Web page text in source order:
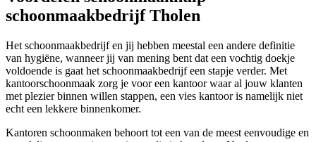
schoonmaakbedrijf Tholen
Het schoonmaakbedrijf en jij hebben meestal een andere definitie
van hygiëne, wanneer jij van mening bent dat een vochtig doekje
voldoende is gaat het schoonmaakbedrijf een stapje verder. Met
kantoorschoonmaak zorg je voor een kantoor waar al jouw klanten
met plezier binnen willen stappen, een vies kantoor is namelijk niet
echt een lekkere binnenkomer.
Kantoren schoonmaken behoort tot een van de meest eenvoudige en